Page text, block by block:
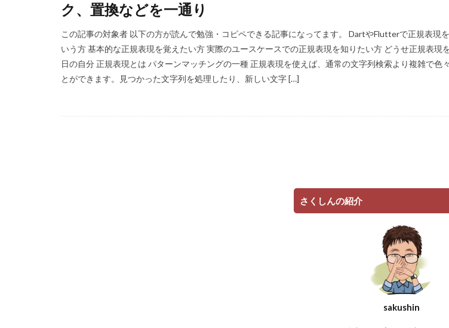
ク、置換などを一通り
この記事の対象者 以下の方が読んで勉強・コピペできる記事になってます。 DartやFlutterで正規表現
いう方 基本的な正規表現を覚えたい方 実際のユースケースでの正規表現を知りたい方 どうせ正規表現
日の自分 正規表現とは パターンマッチングの一種 正規表現を使えば、通常の文字列検索より複雑で色
とができます。見つかった文字列を処理したり、新しい文字 […]
さくしんの紹介
sakushin